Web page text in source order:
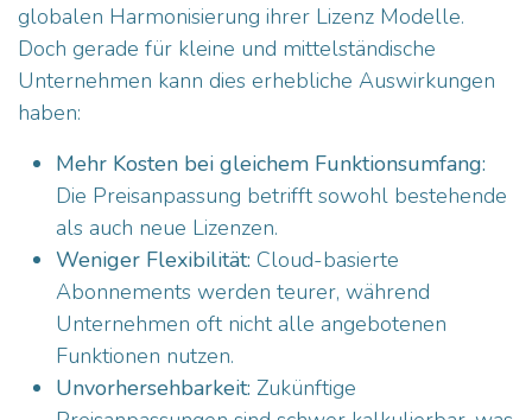
globalen Harmonisierung ihrer Lizenz Modelle.
Doch gerade für kleine und mittelständische
Unternehmen kann dies erhebliche Auswirkungen
haben:
Mehr Kosten bei gleichem Funktionsumfang:
Die Preisanpassung betrifft sowohl bestehende
als auch neue Lizenzen.
Weniger Flexibilität: Cloud-basierte
Abonnements werden teurer, während
Unternehmen oft nicht alle angebotenen
Funktionen nutzen.
Unvorhersehbarkeit: Zukünftige